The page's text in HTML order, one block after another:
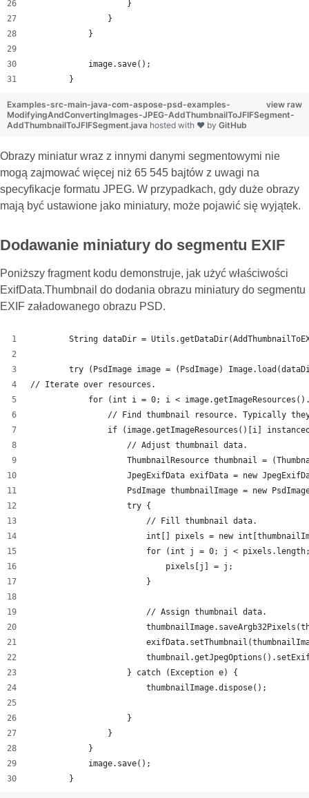
                    }
                }
            }
            image.save();
        }
view raw
Examples-src-main-java-com-aspose-psd-examples-
ModifyingAndConvertingImages-JPEG-AddThumbnailToJFIFSegment-
AddThumbnailToJFIFSegment.java hosted with ❤ by GitHub
Obrazy miniatur wraz z innymi danymi segmentowymi nie
mogą zajmować więcej niż 65 545 bajtów z uwagi na
specyfikacje formatu JPEG. W przypadkach, gdy duże obrazy
mają być ustawione jako miniatury, może pojawić się wyjątek.
Dodawanie miniatury do segmentu EXIF
Poniższy fragment kodu demonstruje, jak użyć właściwości
ExifData.Thumbnail do dodania obrazu miniatury do segmentu
EXIF załadowanego obrazu PSD.
String dataDir =
try (PsdImage image = (PsdImage)
// Iterate over resources.
for (int i = 0; i <
// Find thumbnail resource. Typically
if (image.getImageResources()[i]
                    // Adjust thumbnail data.
ThumbnailResource thumbnail =
JpegExifData exifData = new
PsdImage thumbnailImage = new
                    try {
                        // Fill thumbnail data.
int[] pixels = new
for (int j = 0; j <
                            pixels[j] = j;
                        }
                        // Assign thumbnail data.
                    } catch (Exception e) {
                        thumbnailImage.dispose();
                    }
                }
            }
            image.save();
        }